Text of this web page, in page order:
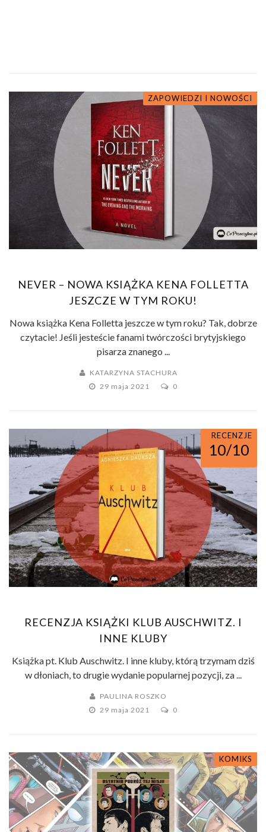
ZAPOWIEDZI I NOWOŚCI
NEVER – NOWA KSIĄŻKA KENA FOLLETTA
JESZCZE W TYM ROKU!
Nowa książka Kena Folletta jeszcze w tym roku? Tak, dobrze
czytacie! Jeśli jesteście fanami twórczości brytyjskiego
pisarza znanego ...
KATARZYNA STACHURA
29 maja 2021
0
RECENZJE
10/10
RECENZJA KSIĄŻKI KLUB AUSCHWITZ. I
INNE KLUBY
Książka pt. Klub Auschwitz. I inne kluby, którą trzymam dziś
w dłoniach, to drugie wydanie popularnej pozycji, za ...
PAULINA ROSZKO
29 maja 2021
0
KOMIKS